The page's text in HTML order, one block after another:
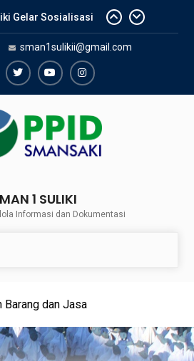
Gelar Sosialisasi
Berlalu Lintas
Perhubungan
– Rekapitulasi
PTN
bersama
Narkoba Polres 50
sman1sulikii@gmail.com
TwiterYoutubeInstagram
1 SULIKI
Informasi dan Dokumentasi
Barang dan Jasa